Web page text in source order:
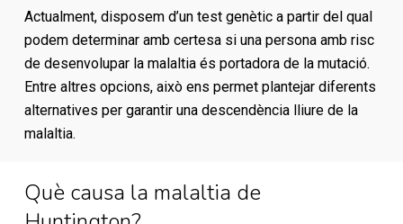
Actualment, disposem d’un test genètic a partir del qual
podem determinar amb certesa si una persona amb risc
de desenvolupar la malaltia és portadora de la mutació.
Entre altres opcions, això ens permet plantejar diferents
alternatives per garantir una descendència lliure de la
malaltia.
Què causa la malaltia de